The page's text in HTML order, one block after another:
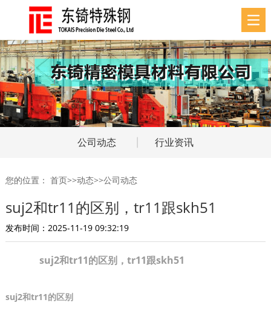
公司动态 行业资讯
您的位置： 首页>>动态>>公司动态
suj2和tr11的区别，tr11跟skh51
发布时间：2025-11-19 09:32:19
suj2和tr11的区别，tr11跟skh51
suj2和tr11的区别